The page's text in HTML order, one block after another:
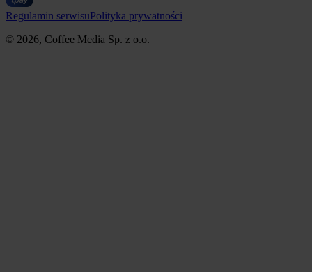
Regulamin serwisuPolityka prywatności
© 2026, Coffee Media Sp. z o.o.